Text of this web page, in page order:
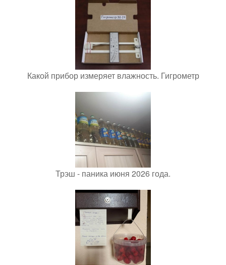
Какой прибор измеряет влажность. Гигрометр
Трэш - паника июня 2026 года.